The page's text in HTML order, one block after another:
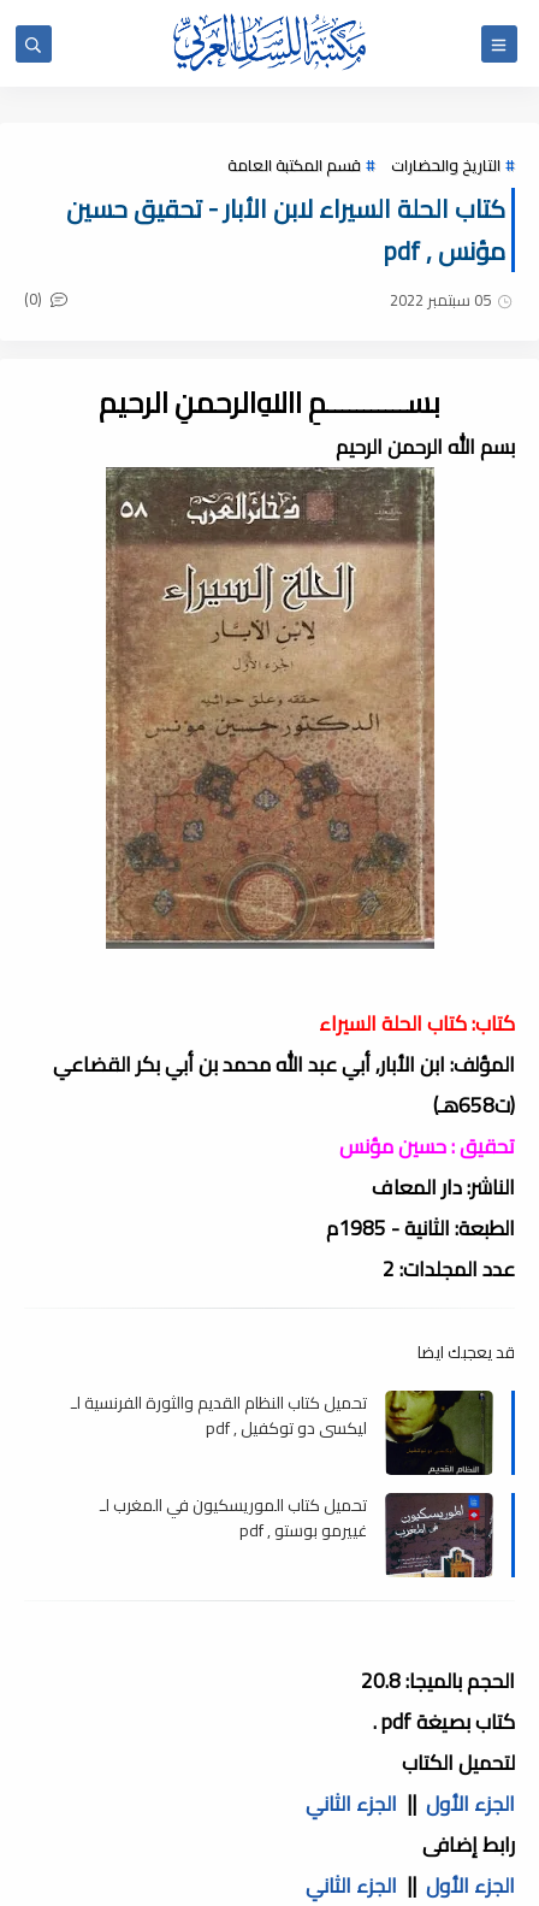
التاريخ والحضارات قسم المكتبة العامة
كتاب الحلة السيراء لابن الأبار - تحقيق حسين
مؤنس , pdf
05 سبتمبر 2022 (0)
بســـــــــــمِ اﷲِالرحمنِ الرحيم
بسم الله الرحمن الرحيم
كتاب: كتاب الحلة السيراء
المؤلف: ابن الأبار, أبي عبد الله محمد بن أبي بكر القضاعي
(ت658هـ)
تحقيق : حسين مؤنس
الناشر: دار المعاف
الطبعة: الثانية - 1985م
عدد المجلدات: 2
قد يعجبك ايضا
تحميل كتاب النظام القديم والثورة الفرنسية لـ
ليكسي دو توكفيل , pdf
تحميل كتاب الموريسكيون في المغرب لـ
غييرمو بوستو , pdf
الحجم بالميجا: 20.8
كتاب بصيغة pdf .
لتحميل الكتاب
الجزء الأول || الجزء الثاني
رابط إضافى
الجزء الأول || الجزء الثاني